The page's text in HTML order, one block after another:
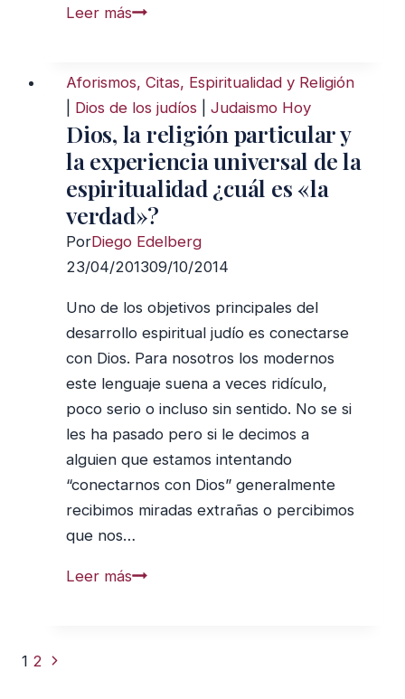
Leer másJ&J
Exclusiva
con
el
Dr.
Mario
Saban
–
Segunda
Aforismos, Citas, Espiritualidad y Religión
Dios de los judíos |Judaismo Hoy
Dios, la religión particular y
la experiencia universal de la
espiritualidad ¿cuál es «la
verdad»?
PorDiego Edelberg
23/04/201309/10/2014
Uno de los objetivos principales del
desarrollo espiritual judío es conectarse
con Dios. Para nosotros los modernos
este lenguaje suena a veces ridículo,
poco serio o incluso sin sentido. No se si
les ha pasado pero si le decimos a
alguien que estamos intentando
“conectarnos con Dios” generalmente
recibimos miradas extrañas o percibimos
que nos…
Leer másDios,
Navegación
1 2 Siguiente